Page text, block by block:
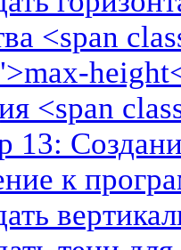
<span
<span
13:
к